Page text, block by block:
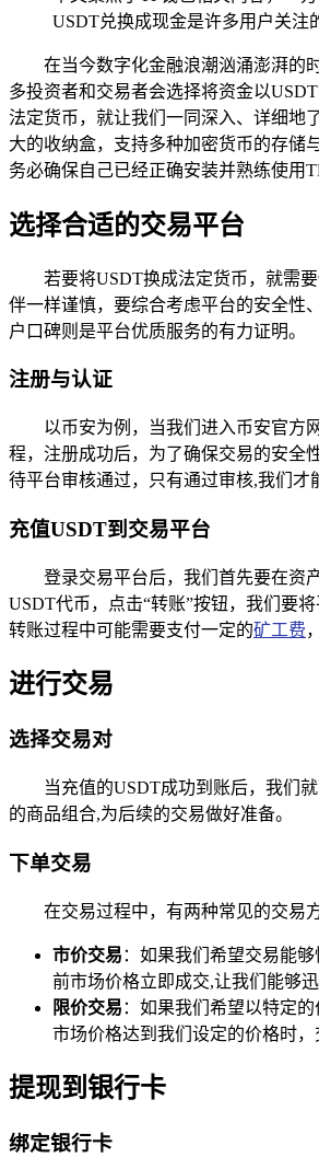
USDT兑换成现金是许多用户关注
在当今数字化金融浪潮汹涌澎湃的
多投资者和交易者会选择将资金以
法定货币，就让我们一同深入、详细地
大的收纳盒，支持多种加密货币的存储
务必确保自己已经正确安装并熟练使用
选择合适的交易平台
若要将USDT换成法定货币，就需
伴一样谨慎，要综合考虑平台的安全性
户口碑则是平台优质服务的有力证明。
注册与认证
以币安为例，当我们进入币安官方
程，注册成功后，为了确保交易的安全
待平台审核通过，只有通过审核,我们才
充值USDT到交易平台
登录交易平台后，我们首先要在资
USDT代币，点击“转账”按钮，我们要
转账过程中可能需要支付一定的矿工费
进行交易
选择交易对
当充值的USDT成功到账后，我们
的商品组合,为后续的交易做好准备。
下单交易
在交易过程中，有两种常见的交易
市价交易 ：如果我们希望交易能
前市场价格立即成交,让我们能够
限价交易 ：如果我们希望以特定
市场价格达到我们设定的价格时
提现到银行卡
绑定银行卡